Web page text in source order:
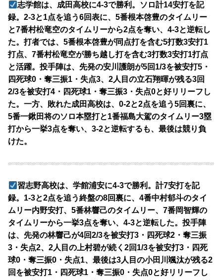
志学館は、成田高校に4-3で勝利。ソロ計14安打を記
録。2-3と1点を追う6回表に、5番根本啓豊のタイムリー
と7番村松竜空のタイムリーから2点を奪い、4-3と逆転し
た。打者では、5番根本啓豊が同点打を含む5打数3安打1
打点、7番村松竜空が勝ち越し打を含む3打数3安打1打点
と活躍。投手陣は、先発の安川護朗が5回1/3を被安打5・
四死球0・奪三振1・失点3、2人目の立石翔暉が残る3回
2/3を被安打4・四死球1・奪三振3・失点0と好リリーフし
た。一方、敗れた成田高校は、0-2と2点を追う5回裏に、
5番一鍬田将のソロ本塁打と1番福島大駕のタイムリー3塁
打から一挙3点を奪い、3-2と逆転するも、最後は競り負
けた。
習志野高校は、学館浦安に4-3で勝利。計7安打を記
録。1-3と2点を追う終盤の8回裏に、4番中村郁斗のタイ
ムリー内野安打、5番林響己のタイムリー、7番岡智輝の
タイムリーから一挙3点を奪い、4-3と逆転した。投手陣
は、先発の林響己が4回2/3を被安打3・四死球2・奪三振
3・失点2、2人目の上村碧が続く2回1/3を被安打3・四死
球0・奪三振0・失点1、最後は3人目の小田川颯汰が残る2
回を被安打1・四死球1・奪三振0・失点0と好リリーフし